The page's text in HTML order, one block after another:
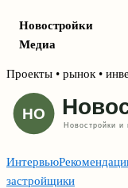
Новостройки
Медиа
Skip
content
Проекты • рынок •
Интервью
застройщики